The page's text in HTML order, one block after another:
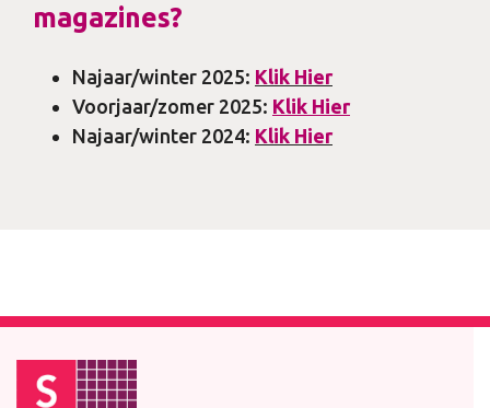
magazines?
Najaar/winter 2025: Klik Hier
Voorjaar/zomer 2025: Klik Hier
Najaar/winter 2024: Klik Hier